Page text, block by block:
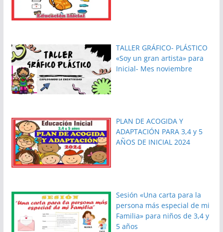
TALLER GRÁFICO- PLÁSTICO
«Soy un gran artista» para
Inicial- Mes noviembre
PLAN DE ACOGIDA Y
ADAPTACIÓN PARA 3,4 y 5
AÑOS DE INICIAL 2024
Sesión «Una carta para la
persona más especial de mi
Familia» para niños de 3,4 y
5 años